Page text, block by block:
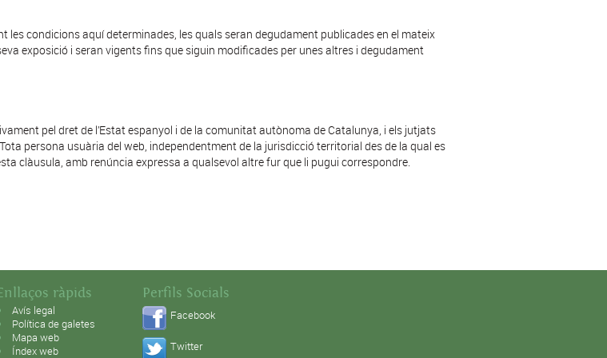
les condicions aquí determinades, les quals seran degudament publicades en el mateix
exposició i seran vigents fins que siguin modificades per unes altres i degudament
pel dret de l’Estat espanyol i de la comunitat autònoma de Catalunya, i els jutjats
persona usuària del web, independentment de la jurisdicció territorial des de la qual es
clàusula, amb renúncia expressa a qualsevol altre fur que li pugui correspondre.
ràpids
Avís legal
Política de galetes
Mapa web
Índex web
Perfils Socials
Facebook
Twitter